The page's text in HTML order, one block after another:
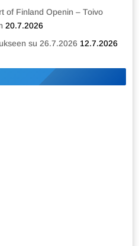
of Finland Openin – Toivo
20.7.2026
su 26.7.2026 12.7.2026